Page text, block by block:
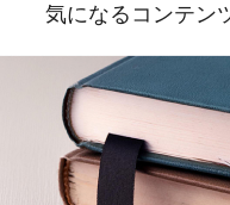
気になるコンテン